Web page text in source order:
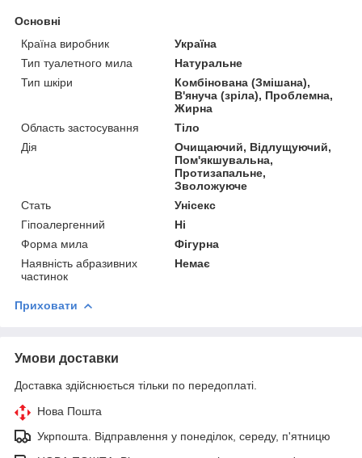
Основні
Країна виробник
Україна
Тип туалетного мила
Натуральне
Тип шкіри
Комбінована (Змішана),
В'януча (зріла), Проблемна,
Жирна
Область застосування
Тіло
Дія
Очищаючий, Відлущуючий,
Пом'якшувальна,
Протизапальне,
Зволожуюче
Стать
Унісекс
Гіпоалергенний
Ні
Форма мила
Фігурна
Наявність абразивних
частинок
Немає
Приховати
Умови доставки
Доставка здійснюється тільки по передоплаті.
Нова Пошта
Укрпошта. Відправлення у понеділок, середу, п'ятницю